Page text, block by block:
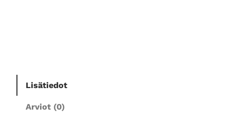
k
Lisätiedot
Arviot (0)